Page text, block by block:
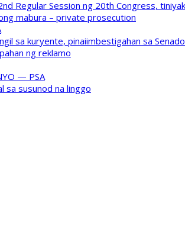
Regular Session ng 20th Congress,
mabura – private prosecution
sa kuryente, pinaiimbestigahan sa Senado
ng reklamo
— PSA
sa susunod na linggo